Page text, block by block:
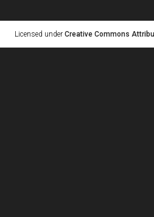
Licensed under Creative Commons